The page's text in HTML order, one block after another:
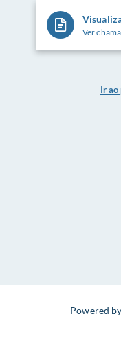
Ver
Ir
Powered by